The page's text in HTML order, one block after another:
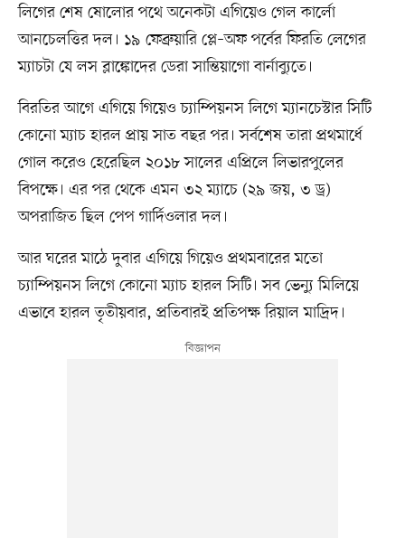
লিগের শেষ ষোলোর পথে অনেকটা এগিয়েও গেল কার্লো
আনচেলত্তির দল। ১৯ ফেব্রুয়ারি প্লে–অফ পর্বের ফিরতি লেগের
ম্যাচটা যে লস ব্লাঙ্কোদের ডেরা সান্তিয়াগো বার্নাব্যুতে।
বিরতির আগে এগিয়ে গিয়েও চ্যাম্পিয়নস লিগে ম্যানচেস্টার সিটি
কোনো ম্যাচ হারল প্রায় সাত বছর পর। সর্বশেষ তারা প্রথমার্ধে
গোল করেও হেরেছিল ২০১৮ সালের এপ্রিলে লিভারপুলের
বিপক্ষে। এর পর থেকে এমন ৩২ ম্যাচে (২৯ জয়, ৩ ড্র)
অপরাজিত ছিল পেপ গার্দিওলার দল।
আর ঘরের মাঠে দুবার এগিয়ে গিয়েও প্রথমবারের মতো
চ্যাম্পিয়নস লিগে কোনো ম্যাচ হারল সিটি। সব ভেন্যু মিলিয়ে
এভাবে হারল তৃতীয়বার, প্রতিবারই প্রতিপক্ষ রিয়াল মাদ্রিদ।